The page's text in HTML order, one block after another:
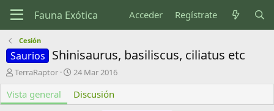
Acceder Regístrate
Cesión
Saurios Shinisaurus, basiliscus, ciliatus etc
A
t
o
TerraRaptor
F
c
h
24 Mar 2016
Vista general Discusión